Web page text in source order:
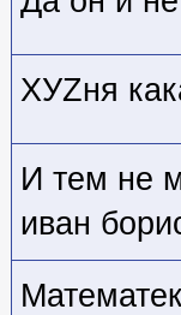
ХУZня
И тем не
иван